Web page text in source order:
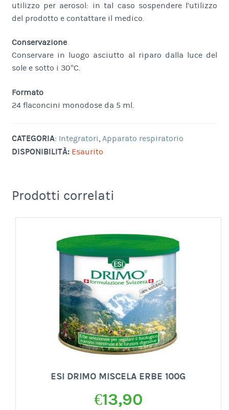
utilizzo per aerosol: in tal caso sospendere l’utilizzo
del prodotto e contattare il medico.
Conservazione
Conservare in luogo asciutto al riparo dalla luce del
sole e sotto i 30°C.
Formato
24 flaconcini monodose da 5 ml.
CATEGORIA: Integratori, Apparato respiratorio
DISPONIBILITÀ: Esaurito
Prodotti correlati
ESI DRIMO MISCELA ERBE 100G
€13,90